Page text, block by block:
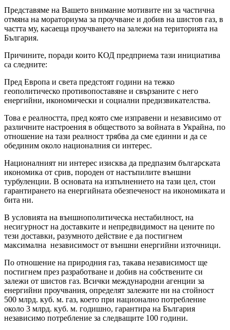
Представяме на Вашето внимание мотивите ни за частична
отмяна на мораториума за проучване и добив на шистов газ, в
частта му, касаеща проучването на залежи на територията на
България.
Причините, поради които КОД предприема тази инициатива
са следните:
Пред Европа и света предстоят години на тежко
геополитическо противопоставяне и свързаните с него
енергийни, икономически и социални предизвикателства.
Това е реалността, пред която сме изправени и независимо от
различните настроения в обществото за войната в Украйна, по
отношение на тази реалност трябва да сме единни и да се
обединим около националния си интерес.
Националният ни интерес изисква да предпазим българската
икономика от срив, породен от настъпилите външни
турбуленции. В основата на изпълнението на тази цел, стои
гарантирането на енергийната обезпеченост на икономиката и
бита ни.
В условията на външнополитическа нестабилност, на
несигурност на доставките и непредвидимост на цените по
тези доставки, разумното действие е да постигнем
максимална независимост от външни енергийни източници.
По отношение на природния газ, такава независимост ще
постигнем през разработване и добив на собствените си
залежи от шистов газ. Всички международни агенции за
енергийни проучвания, определят залежите ни на стойност
500 млрд. куб. м. газ, което при национално потребление
около 3 млрд. куб. м. годишно, гарантира на България
независимо потребление за следващите 100 години.